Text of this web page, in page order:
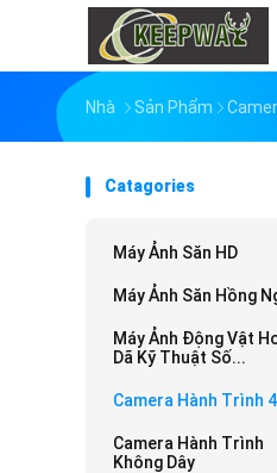
Nhà Sản Phẩm
Catagories
Máy Ảnh Săn HD
Máy Ảnh Săn Hồng
Máy Ảnh Động Vật
Dã Kỹ Thuật Số...
Camera Hành Trình
Camera Hành Trình
Không Dây